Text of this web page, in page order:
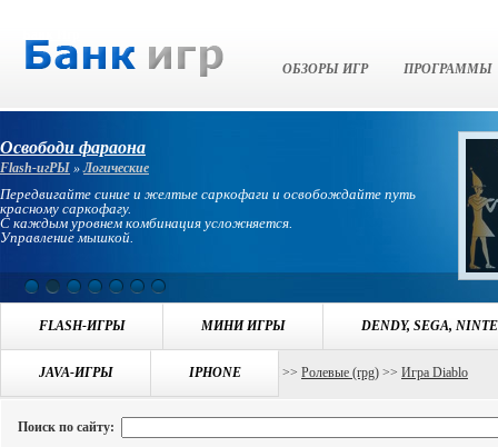
ОБЗОРЫ ИГР ПРОГРАММЫ
Освободи фараона
Flash-игРЫ »Логические
Передвигайте синие и желтые саркофаги и освобождайте путь
красному саркофагу.
С каждым уровнем комбинация усложняется.
Управление мышкой.
FLASH-ИГРЫ МИНИ ИГРЫ DENDY, SEGA,
JAVA-ИГРЫ IPHONE
Навигация:БАНК ИГР ИГРЫ FLASH-ИГРЫ >> Ролевые (rpg) >> Игра Diablo
Поиск по сайту: